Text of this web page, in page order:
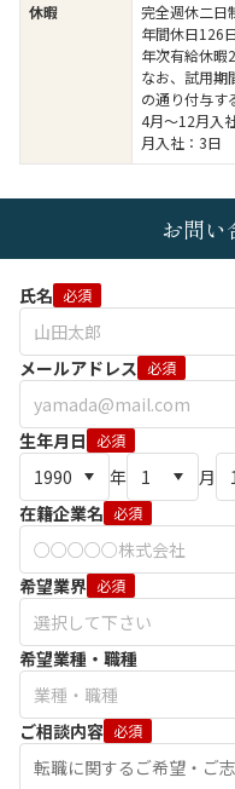
休暇
完全週休二日
年間休日126
年次有給休暇
なお、試用期
の通り付与す
4月～12月入
月入社：3日
お問い
氏名 必須
メールアドレス 必須
生年月日 必須
年 月
在籍企業名 必須
希望業界 必須
希望業種・職種
ご相談内容 必須